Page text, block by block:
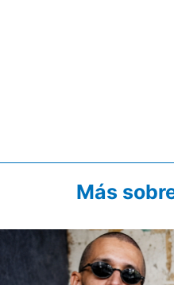
Más